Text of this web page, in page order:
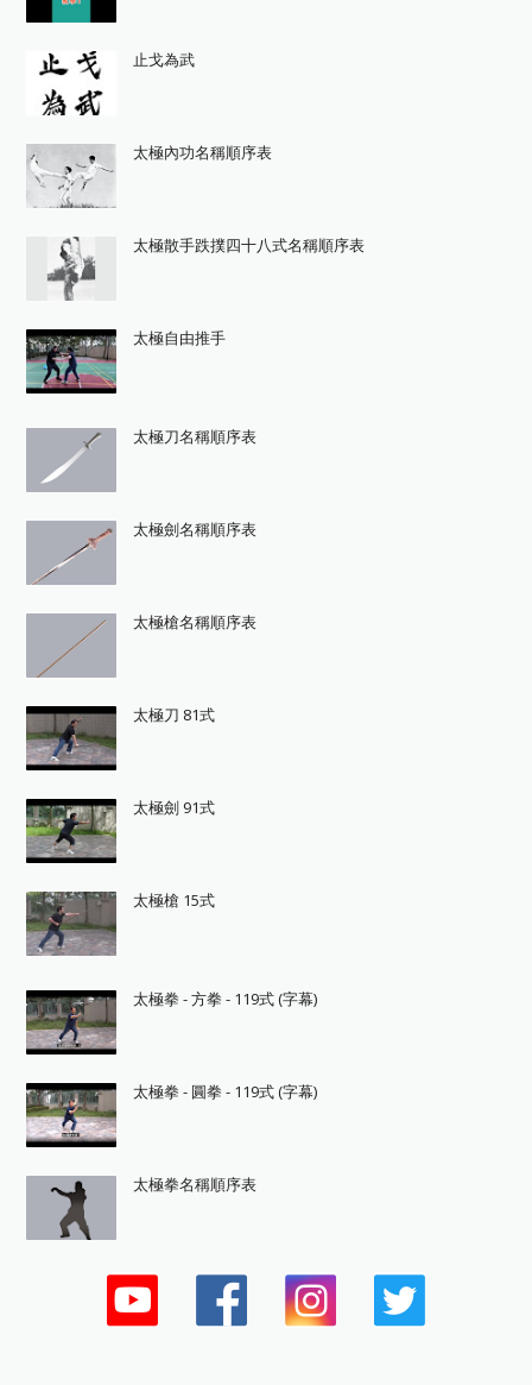
止戈為武
太極內功名稱順序表
太極散手跌撲四十八式名稱順序表
太極自由推手
太極刀名稱順序表
太極劍名稱順序表
太極槍名稱順序表
太極刀 81式
太極劍 91式
太極槍 15式
太極拳 - 方拳 - 119式 (字幕)
太極拳 - 圓拳 - 119式 (字幕)
太極拳名稱順序表